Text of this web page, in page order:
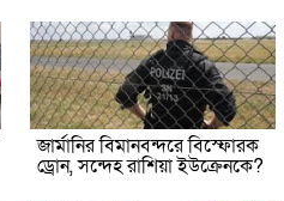
জার্মানির বিমানবন্দরে বিস্ফোরক
ড্রোন, সন্দেহ রাশিয়া ইউক্রেনকে?